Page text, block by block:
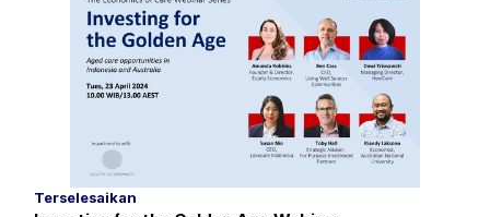
Terselesaikan